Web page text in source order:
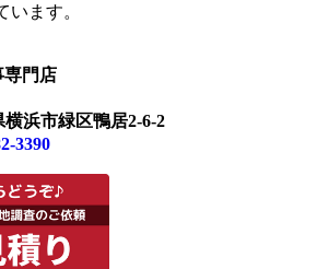
います。
専門店
横浜市緑区鴨居2-6-2
3390